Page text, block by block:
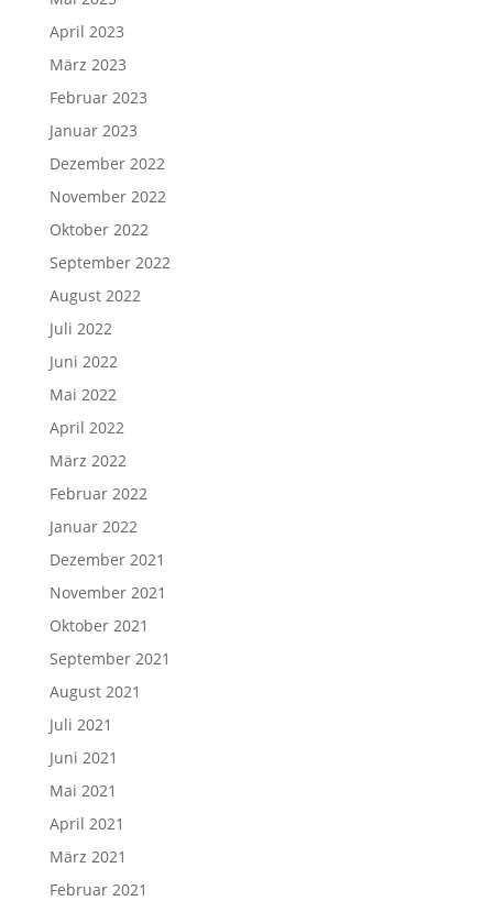
April 2023
März 2023
Februar 2023
Januar 2023
Dezember 2022
November 2022
Oktober 2022
September 2022
August 2022
Juli 2022
Juni 2022
Mai 2022
April 2022
März 2022
Februar 2022
Januar 2022
Dezember 2021
November 2021
Oktober 2021
September 2021
August 2021
Juli 2021
Juni 2021
Mai 2021
April 2021
März 2021
Februar 2021